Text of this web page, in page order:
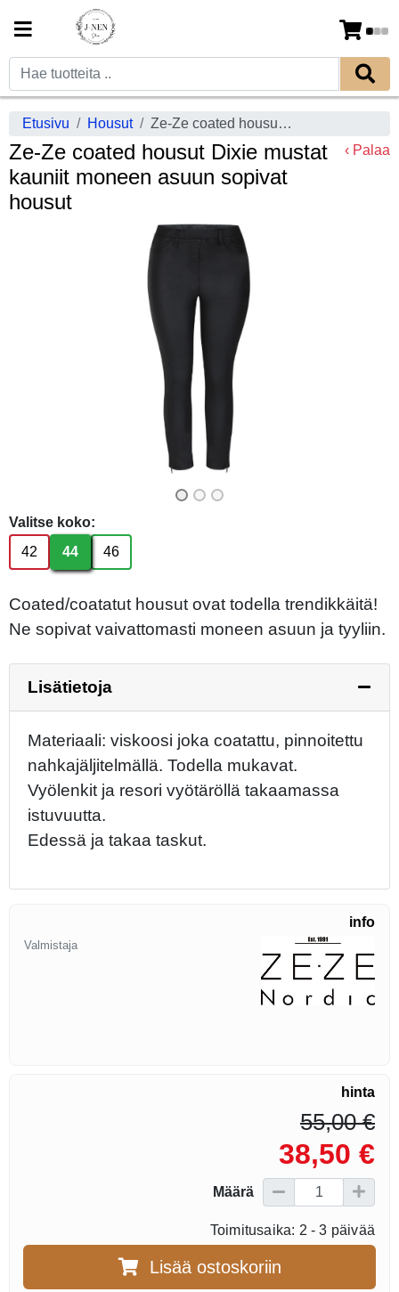
Etusivu Housut Ze-Ze coated housut Dixie mustat kauniit moneen asuun sopivat housut
Ze-Ze coated housut Dixie mustat
kauniit moneen asuun sopivat
housut
‹ Palaa
Valitse koko:
42
44 46
Coated/coatatut housut ovat todella trendikkäitä!
Ne sopivat vaivattomasti moneen asuun ja tyyliin.
Lisätietoja
Materiaali: viskoosi joka coatattu, pinnoitettu
nahkajäljitelmällä. Todella mukavat.
Vyölenkit ja resori vyötäröllä takaamassa
istuvuutta.
Edessä ja takaa taskut.
info
Valmistaja
hinta
55,00 €
38,50 €
Määrä
Toimitusaika: 2 - 3 päivää
Lisää ostoskoriin